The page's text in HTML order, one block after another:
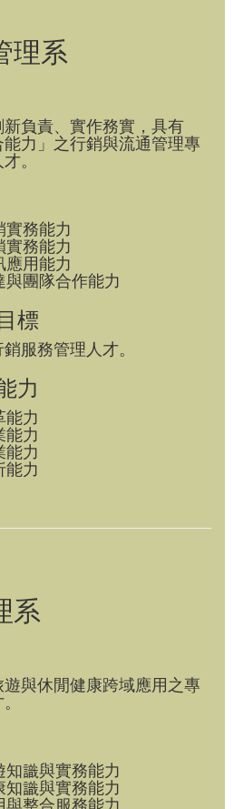
理系
負責、實作務實，具有
能力」之行銷與流通管理專
。
實務能力
實務能力
應用能力
與團隊合作能力
標
服務管理人才。
力
能力
能力
能力
能力
系
與休閒健康跨域應用之專
知識與實務能力
知識與實務能力